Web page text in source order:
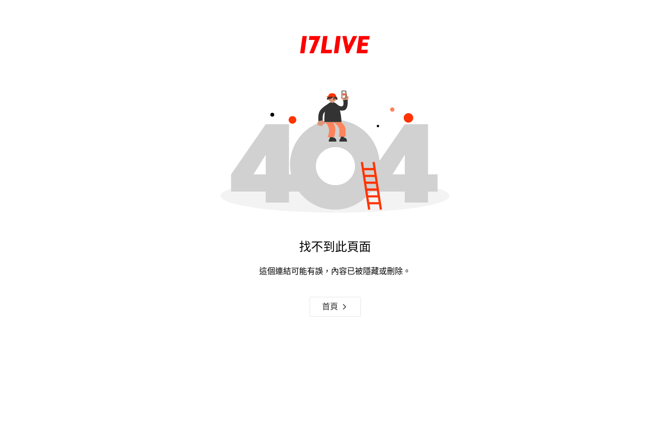
找不到此頁面
這個連結可能有誤，內容已被隱藏或刪除。
首頁